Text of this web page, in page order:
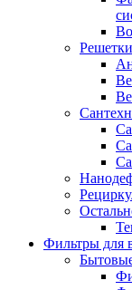
Решетки
Фильтры для